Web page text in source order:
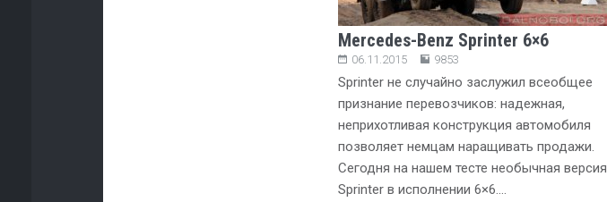
Mercedes-Benz Sprinter 6×6
06.11.2015 9853
Sprinter не случайно заслужил всеобщее
признание перевозчиков: надежная,
неприхотливая конструкция автомобиля
позволяет немцам наращивать продажи.
Сегодня на нашем тесте необычная версия
Sprinter в исполнении 6×6….